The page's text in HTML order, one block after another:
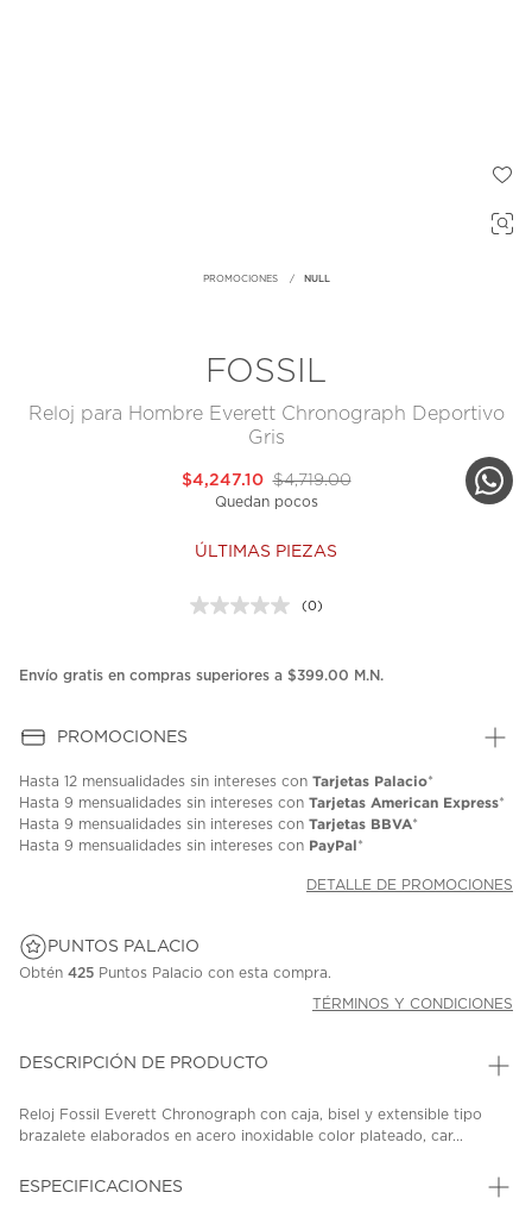
PROMOCIONES NULL
FOSSIL
Reloj para Hombre Everett Chronograph Deportivo
Gris
$4,719.00
$4,247.10
Quedan pocos
ÚLTIMAS PIEZAS
Sin
en
(0)
Envío gratis en compras superiores a $399.00 M.N.
PROMOCIONES
Hasta 12 mensualidades sin intereses con Tarjetas Palacio*
Hasta 9 mensualidades sin intereses con Tarjetas American Express*
Hasta 9 mensualidades sin intereses con Tarjetas BBVA*
Hasta 9 mensualidades sin intereses con PayPal*
DETALLE DE PROMOCIONES
PUNTOS PALACIO
Obtén 425 Puntos Palacio con esta compra.
TÉRMINOS Y CONDICIONES
DESCRIPCIÓN DE PRODUCTO
Reloj Fossil Everett Chronograph con caja, bisel y extensible tipo
brazalete elaborados en acero inoxidable color plateado, car...
ESPECIFICACIONES